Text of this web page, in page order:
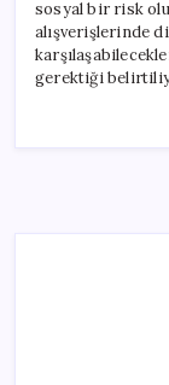
sosyal bir risk
alışverişlerinde
gerektiği